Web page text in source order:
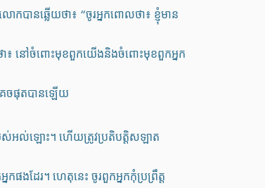
បានឆ្លើយថា៖ “ចូរអ្នកពោលថា៖ ខ្ញុំមាន
៖ នៅចំពោះមុខពួកយើងនិងចំពោះមុខពួកអ្នក
ចផុតបានឡើយ
របស់អល់ឡោះ។ ហើយត្រូវប្រតិបត្តិសឡាត
ដែរ។ ហេតុនេះ ចូរពួកអ្នកកុំប្រព្រឹត្ត